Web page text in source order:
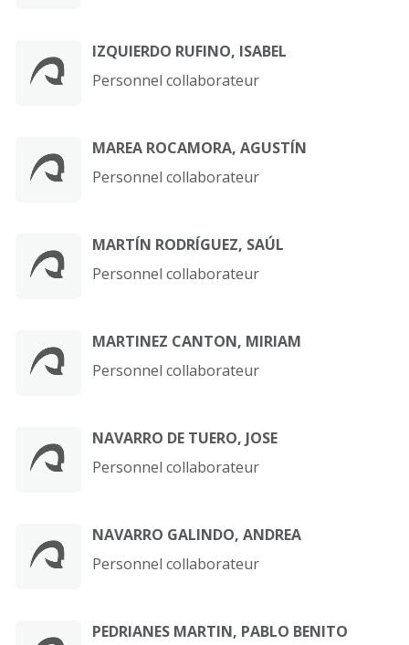
IZQUIERDO RUFINO, ISABEL
Personnel collaborateur
MAREA ROCAMORA, AGUSTÍN
Personnel collaborateur
MARTÍN RODRÍGUEZ, SAÚL
Personnel collaborateur
MARTINEZ CANTON, MIRIAM
Personnel collaborateur
NAVARRO DE TUERO, JOSE
Personnel collaborateur
NAVARRO GALINDO, ANDREA
Personnel collaborateur
PEDRIANES MARTIN, PABLO BENITO